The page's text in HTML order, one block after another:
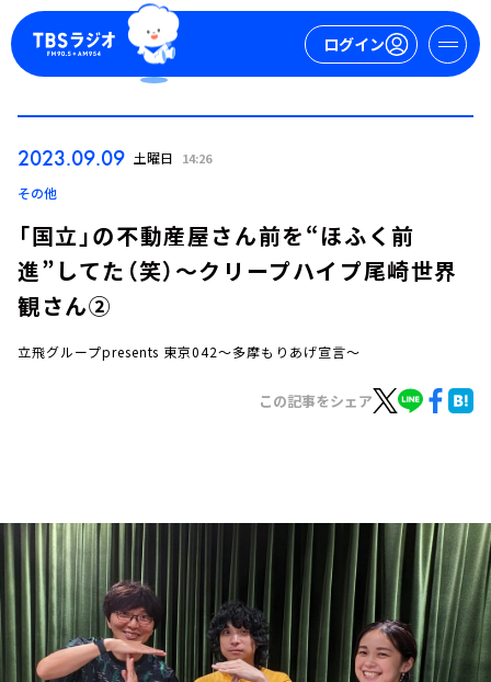
ログイン
イベント・グッズ
YouTube
会社情報
2023.09.09 土曜日 14:26
その他
「国立」の不動産屋さん前を“ほふく前
進”してた（笑）～クリープハイプ尾崎世界
観さん②
立飛グループpresents 東京042～多摩もりあげ宣言～
この記事をシェア